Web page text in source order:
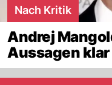
Nach Kritik
Andrej
Aussagen klar